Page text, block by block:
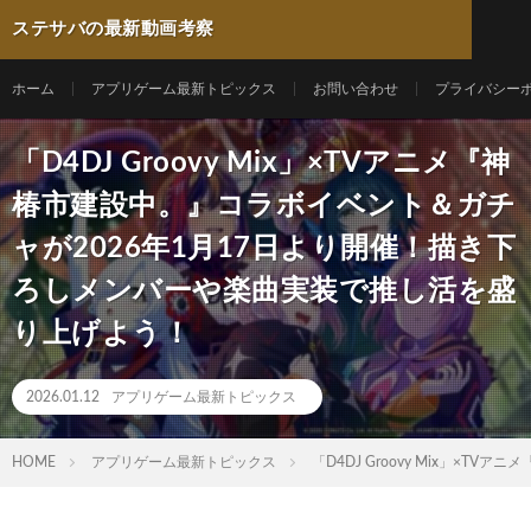
ステサバの最新動画考察
ホーム アプリゲーム最新トピックス お問い合わせ プライバシー
「D4DJ Groovy Mix」×TVアニメ『神
椿市建設中。』コラボイベント＆ガチ
ャが2026年1月17日より開催！描き下
ろしメンバーや楽曲実装で推し活を盛
り上げよう！
2026.01.12 アプリゲーム最新トピックス
HOME アプリゲーム最新トピックス 「D4DJ Groovy Mix」×TVアニ